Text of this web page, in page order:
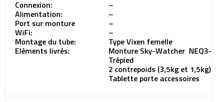
Connexion: –
Alimentation: –
Port sur monture –
WiFi: –
Montage du tube: Type Vixen femelle
Eléments livrés: Monture Sky-Watcher NEQ3-2
Trépied
2 contrepoids (3,5kg et 1,5kg)
Tablette porte accessoires